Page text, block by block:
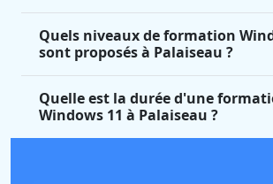
Quels niveaux de formation
sont proposés à Palaiseau ?
Quelle est la durée d'une
Windows 11 à Palaiseau ?